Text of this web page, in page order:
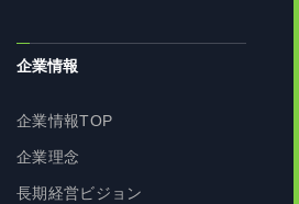
企業情報
企業情報TOP
企業理念
長期経営ビジョン